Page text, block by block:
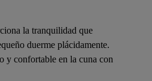
la tranquilidad que
duerme plácidamente.
y confortable en la cuna con